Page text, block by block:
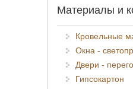
Материалы и
Кровельные
Окна -
Двери -
Гипсокартон